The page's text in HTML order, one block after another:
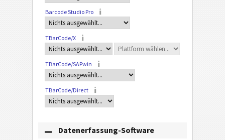
Barcode Studio Pro
TBarCode/X
TBarCode/SAPwin
TBarCode/Direct
Datenerfassung-Software